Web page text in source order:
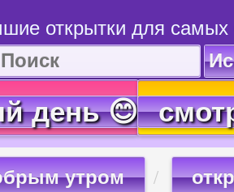
открытки для самых
день 😊
утром